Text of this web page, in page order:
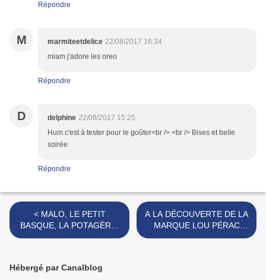
Répondre
M marmiteetdelice 22/08/2017 16:34
miam j'adore les oreo
Répondre
D delphine 22/08/2017 15:25
Hum c'est à tester pour le goûter<br /> <br /> Bises et belle
soirée
Répondre
< MALO, LE PETIT
BASQUE, LA POTAGÈRE,
PLEIN FRUIT... UNE BELLE
[#MADEINFRANCE
A LA DÉCOUVERTE DE LA
MARQUE LOU PÉRAC
[#FROMAGE #LOUPERAC
Hébergé par Canalblog